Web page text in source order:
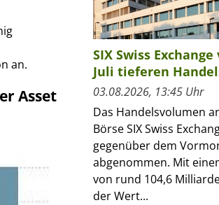
an.
Asset
SIX Swiss
Juli tieferen
03.08.2026, 13:45 Uhr
Das Handelsvolumen
Börse SIX Swiss
gegenüber dem
abgenommen. Mit
von rund 104,6
der Wert...